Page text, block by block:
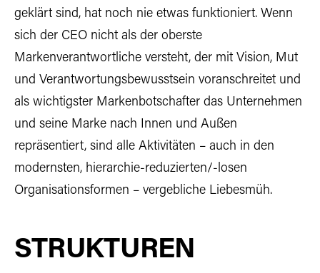
geklärt sind, hat noch nie etwas funktioniert. Wenn
sich der CEO nicht als der oberste
Markenverantwortliche versteht, der mit Vision, Mut
und Verantwortungsbewusstsein voranschreitet und
als wichtigster Markenbotschafter das Unternehmen
und seine Marke nach Innen und Außen
repräsentiert, sind alle Aktivitäten – auch in den
modernsten, hierarchie-reduzierten/-losen
Organisationsformen – vergebliche Liebesmüh.
STRUKTUREN